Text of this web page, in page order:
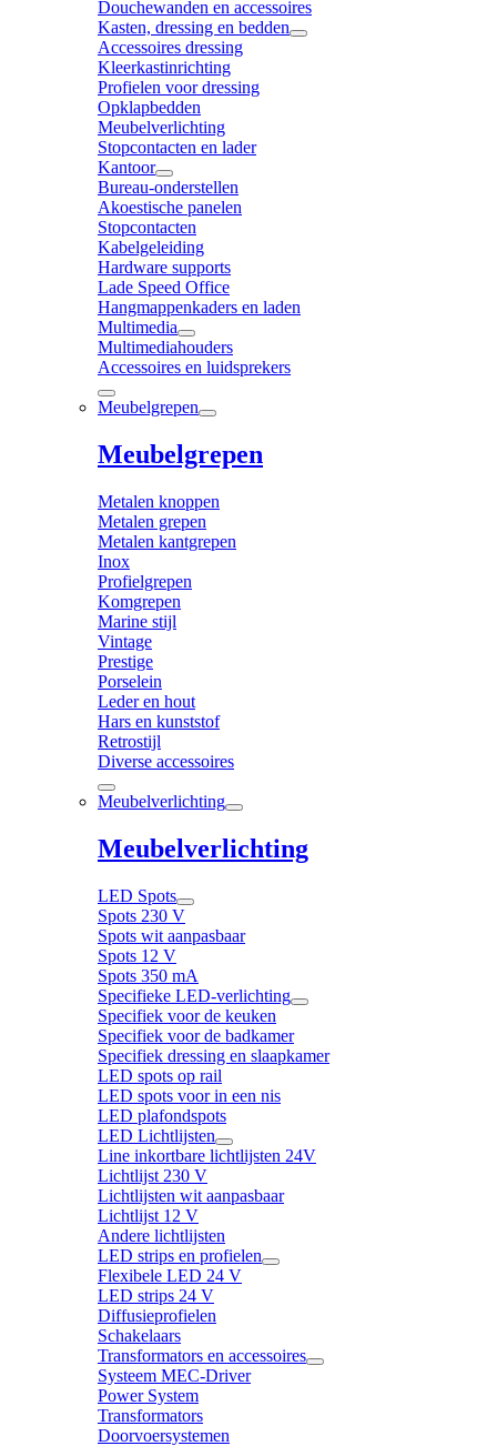
Douchewanden en accessoires
Kasten, dressing en bedden
Accessoires dressing
Kleerkastinrichting
Profielen voor dressing
Opklapbedden
Meubelverlichting
Stopcontacten en lader
Kantoor
Bureau-onderstellen
Akoestische panelen
Stopcontacten
Kabelgeleiding
Hardware supports
Lade Speed Office
Hangmappenkaders en laden
Multimedia
Multimediahouders
Accessoires en luidsprekers
Meubelgrepen
Meubelgrepen
Metalen knoppen
Metalen grepen
Metalen kantgrepen
Inox
Profielgrepen
Komgrepen
Marine stijl
Vintage
Prestige
Porselein
Leder en hout
Hars en kunststof
Retrostijl
Diverse accessoires
Meubelverlichting
Meubelverlichting
LED Spots
Spots 230 V
Spots wit aanpasbaar
Spots 12 V
Spots 350 mA
Specifieke LED-verlichting
Specifiek voor de keuken
Specifiek voor de badkamer
Specifiek dressing en slaapkamer
LED spots op rail
LED spots voor in een nis
LED plafondspots
LED Lichtlijsten
Line inkortbare lichtlijsten 24V
Lichtlijst 230 V
Lichtlijsten wit aanpasbaar
Lichtlijst 12 V
Andere lichtlijsten
LED strips en profielen
Flexibele LED 24 V
LED strips 24 V
Diffusieprofielen
Schakelaars
Transformators en accessoires
Systeem MEC-Driver
Power System
Transformators
Doorvoersystemen